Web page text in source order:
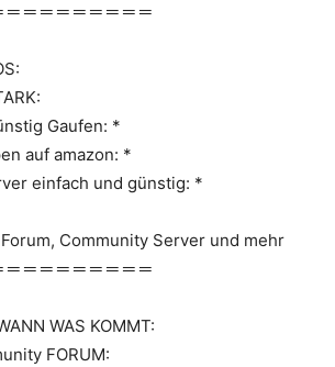
═ ═ ═ ═ ═ ═ ═ ═ ═
Gaufen: *
auf amazon: *
einfach und günstig: *
Community Server und mehr
═ ═ ═ ═ ═ ═ ═ ═ ═
WAS KOMMT:
FORUM: